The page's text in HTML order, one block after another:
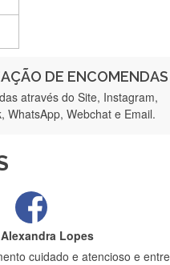
DE ENCOMENDAS
através do Site, Instagram,
WhatsApp, Webchat e Email.
encomenda feita de
protegida para o
Lopes
cuidado e atencioso e